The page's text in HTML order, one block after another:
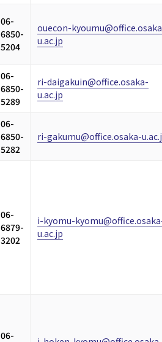
06-
6850-
5204
ouecon-
u.ac.jp
06-
6850-
5289
ri-daigakuin@office.osaka-
u.ac.jp
06-
6850-
5282
ri-gakumu@office.osaka-
06-
6879-
3202
i-kyomu-
u.ac.jp
06-